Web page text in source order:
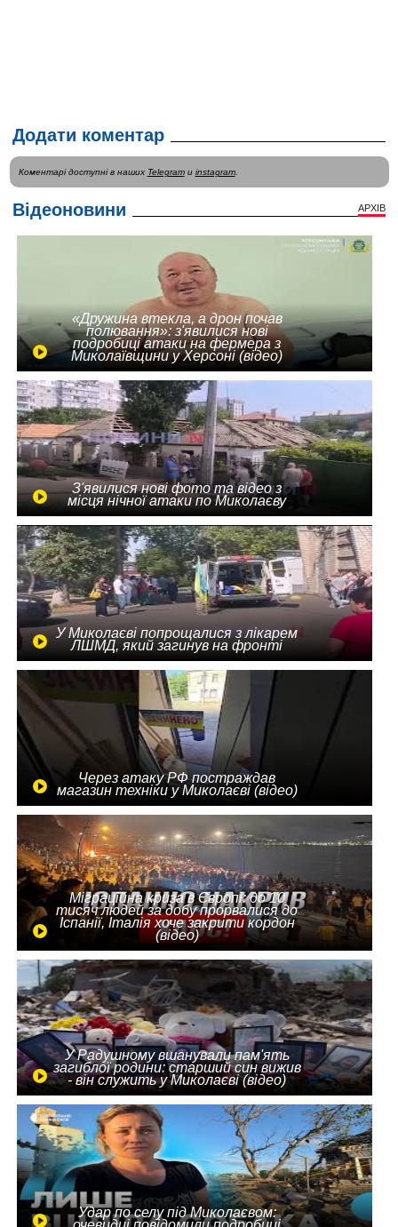
Додати коментар
Коментарі доступні в наших Telegramи instagram.
Відеоновини АРХІВ
«Дружина втекла, а дрон почав
полювання»: з'явилися нові
подробиці атаки на фермера з
Миколаївщини у Херсоні (відео)
З'явилися нові фото та відео з
місця нічної атаки по Миколаєву
У Миколаєві попрощалися з лікарем
ЛШМД, який загинув на фронті
Через атаку РФ постраждав
магазин техніки у Миколаєві (відео)
Міграційна криза в Європі: до 10
тисяч людей за добу прорвалися до
Іспанії, Італія хоче закрити кордон
(відео)
У Радушному вшанували пам'ять
загиблої родини: старший син вижив
- він служить у Миколаєві (відео)
Удар по селу під Миколаєвом: